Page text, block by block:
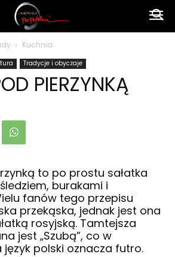
Kuchnia
Tradycje i obyczaje
PIERZYNKĄ
to po prostu sałatka
burakami i
fanów tego przepisu
przekąska, jednak jest ona
rosyjską. Tamtejsza
jest „Szubą”, co w
język polski oznacza futro.